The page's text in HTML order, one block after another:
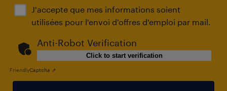
J'accepte que mes informations soient
utilisées pour l'envoi d'offres d'emploi par mail.
Anti-Robot Verification
Click to start verification
FriendlyCaptcha ⇗